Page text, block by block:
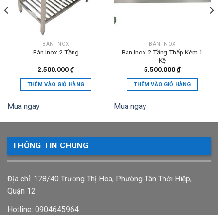
BÀN INOX
Bàn Inox 2 Tầng
2,500,000₫
THÊM VÀO GIỎ HÀNG
Mua ngay
BÀN INOX
Bàn Inox 2 Tầng Thấp Kèm 1
Kệ
5,500,000₫
THÊM VÀO GIỎ HÀNG
Mua ngay
THÔNG TIN CHUNG
Địa chỉ: 178/40 Trương Thị Hoa, Phường Tân Thới Hiệp,
Quận 12
Hotline: 0904645964